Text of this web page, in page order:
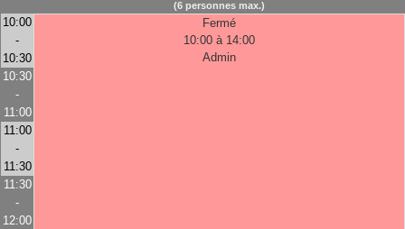
(6 personnes max.)
10:00
-
10:30
Fermé
10:00 à 14:00
Admin
10:30
-
11:00
11:00
-
11:30
11:30
-
12:00